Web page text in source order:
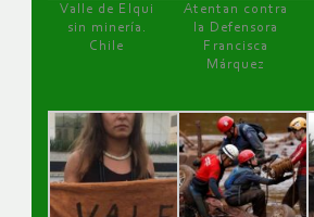
Valle de Elqui
sin minería.
Chile
Atentan contra
la Defensora
Francisca
Márquez